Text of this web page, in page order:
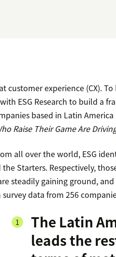
customer experience (CX).
ESG Research to build a
based in Latin
Raise Their Game Are
all over the world, ESG
Starters. Respectively,
steadily gaining ground,
data from 256
The Latin
leads the